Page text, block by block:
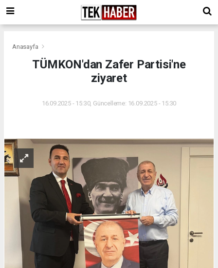
Anasayfa
TÜMKON'dan Zafer Partisi'ne
ziyaret
16.09.2025 - 15:30, Güncelleme: 16.09.2025 - 15:30